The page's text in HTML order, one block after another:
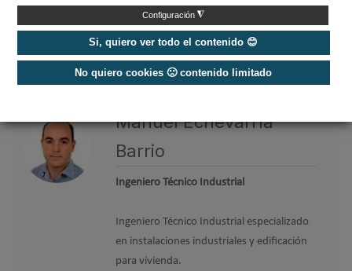
Configuración ◮
Si, quiero ver todo el contenido 😊
No quiero cookies 🙁 contenido limitado
del Amperio (Episodio 3)
Etiquetas / Manuel Echevarría Barrio
Manuel Echevarría
Barrio
Ingeniero Técnico Industrial
Ingeniero Técnico Industrial especializado
en instalaciones industriales y edificación
para vivienda.